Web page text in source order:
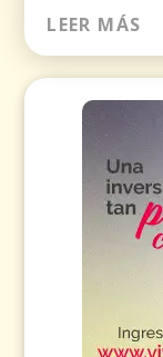
LEER MÁS